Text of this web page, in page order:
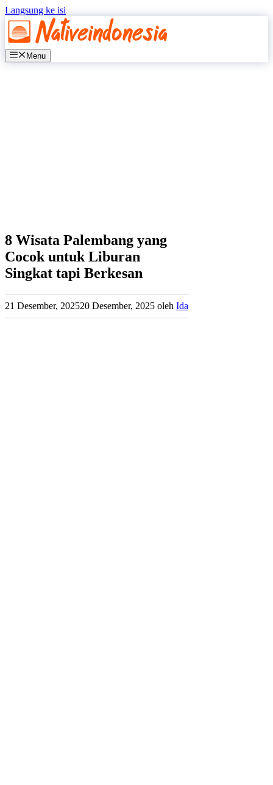
Langsung ke isi
Menu
8 Wisata Palembang yang
Cocok untuk Liburan
Singkat tapi Berkesan
21 Desember, 202520 Desember, 2025 oleh Ida